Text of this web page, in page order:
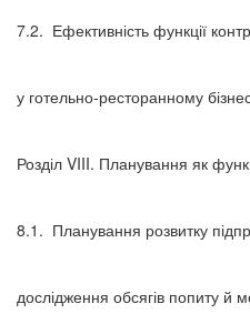
7.2. Ефективність функції
у готельно-ресторанному
Розділ VIII. Планування як
8.1. Планування розвитку
дослідження обсягів попиту й